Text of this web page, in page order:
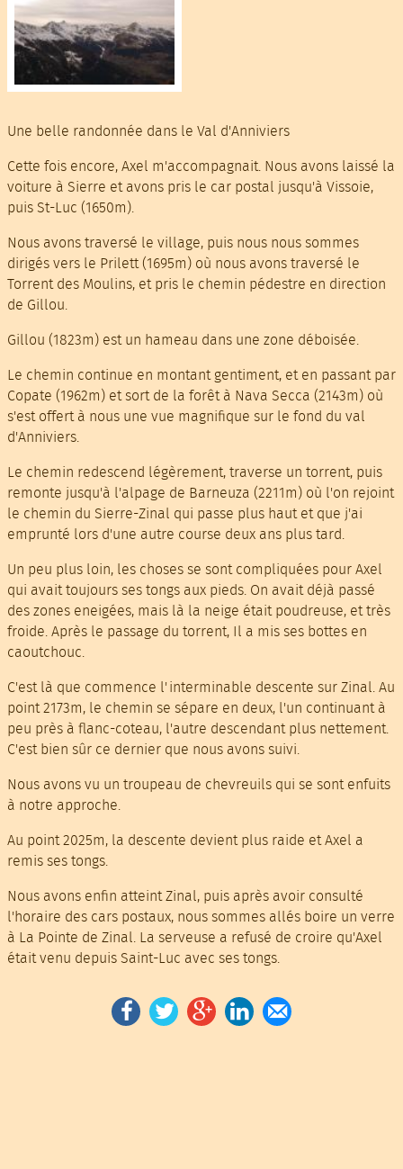
Une belle randonnée dans le Val d'Anniviers
Cette fois encore, Axel m'accompagnait. Nous avons laissé la
voiture à Sierre et avons pris le car postal jusqu'à Vissoie,
puis St-Luc (1650m).
Nous avons traversé le village, puis nous nous sommes
dirigés vers le Prilett (1695m) où nous avons traversé le
Torrent des Moulins, et pris le chemin pédestre en direction
de Gillou.
Gillou (1823m) est un hameau dans une zone déboisée.
Le chemin continue en montant gentiment, et en passant par
Copate (1962m) et sort de la forêt à Nava Secca (2143m) où
s'est offert à nous une vue magnifique sur le fond du val
d'Anniviers.
Le chemin redescend légèrement, traverse un torrent, puis
remonte jusqu'à l'alpage de Barneuza (2211m) où l'on rejoint
le chemin du Sierre-Zinal qui passe plus haut et que j'ai
emprunté lors d'une autre course deux ans plus tard.
Un peu plus loin, les choses se sont compliquées pour Axel
qui avait toujours ses tongs aux pieds. On avait déjà passé
des zones eneigées, mais là la neige était poudreuse, et très
froide. Après le passage du torrent, Il a mis ses bottes en
caoutchouc.
C'est là que commence l'interminable descente sur Zinal. Au
point 2173m, le chemin se sépare en deux, l'un continuant à
peu près à flanc-coteau, l'autre descendant plus nettement.
C'est bien sûr ce dernier que nous avons suivi.
Nous avons vu un troupeau de chevreuils qui se sont enfuits
à notre approche.
Au point 2025m, la descente devient plus raide et Axel a
remis ses tongs.
Nous avons enfin atteint Zinal, puis après avoir consulté
l'horaire des cars postaux, nous sommes allés boire un verre
à La Pointe de Zinal. La serveuse a refusé de croire qu'Axel
était venu depuis Saint-Luc avec ses tongs.